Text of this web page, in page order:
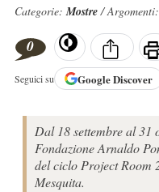
Categorie:Mostre/ Argomenti:
0
Seguici su GoogleDiscover
Dal 18 settembre al 31
Fondazione Arnaldo
del ciclo Project Room
Mesquita.